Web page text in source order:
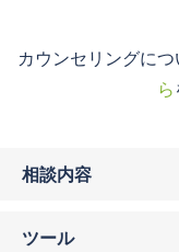
カウンセリングにつ
ら
相談内容
ツール